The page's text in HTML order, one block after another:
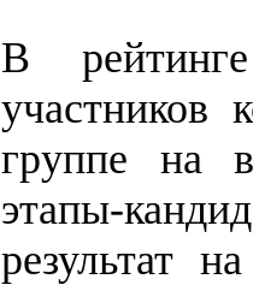
В
участников
группе на
этапы-
результат